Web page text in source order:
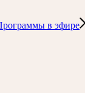
в эфире